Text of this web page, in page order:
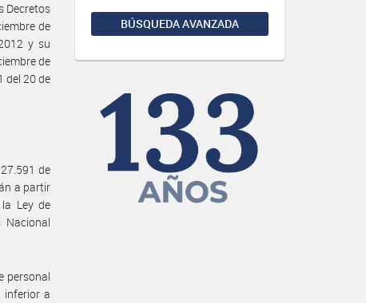
BÚSQUEDA AVANZADA
Decretos
de
y su
de
del 20 de
de
a partir
Ley de
personal
inferior a